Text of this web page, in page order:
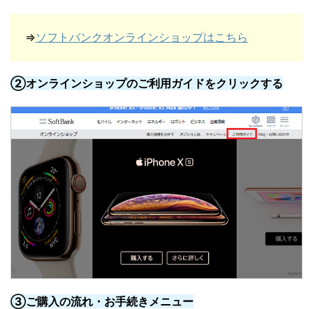
⇒ソフトバンクオンラインショップはこちら
②オンラインショップのご利用ガイドをクリックする
③ご購入の流れ・お手続きメニュー